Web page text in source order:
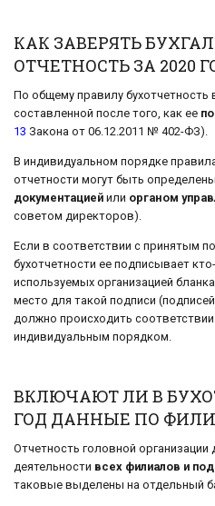
КАК ЗАВЕРЯТЬ
ОТЧЕТНОСТЬ ЗА 2020
По общему правилу бухотчетность
составленной после того, как ее
13 Закона от 06.12.2011 № 402-ФЗ).
В индивидуальном порядке
отчетности могут быть определены
документацией или органом
советом директоров).
Если в соответствии с принятым
бухотчетности ее подписывает
используемых организацией
место для такой подписи
должно происходить
индивидуальным порядком.
ВКЛЮЧАЮТ ЛИ В
ГОД ДАННЫЕ ПО
Отчетность головной
деятельности всех филиалов и
таковые выделены на отдельный